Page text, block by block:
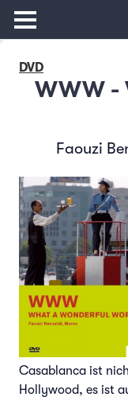
DVD
WWW -
Faouzi
Casablanca ist
Hollywood, es ist